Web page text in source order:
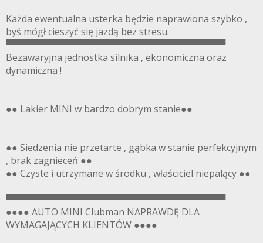
Każda ewentualna usterka będzie naprawiona szybko ,
byś mógł cieszyć się jazdą bez stresu.
▀▀▀▀▀▀▀▀▀▀▀▀▀▀▀▀▀▀▀▀▀▀▀▀▀▀▀▀▀▀▀▀▀▀
Bezawaryjna jednostka silnika , ekonomiczna oraz
dynamiczna !
●● Lakier MINI w bardzo dobrym stanie●●
●● Siedzenia nie przetarte , gąbka w stanie perfekcyjnym
, brak zagnieceń ●●
●● Czyste i utrzymane w środku , właściciel niepalący ●●
▀▀▀▀▀▀▀▀▀▀▀▀▀▀▀▀▀▀▀▀▀▀▀▀▀▀▀▀▀▀▀▀▀▀
●●●● AUTO MINI Clubman NAPRAWDĘ DLA
WYMAGAJĄCYCH KLIENTÓW ●●●●